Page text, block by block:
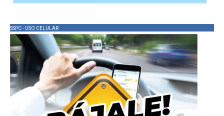
SSPC - USO CELULAR